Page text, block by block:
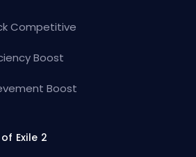
Competitive
Boost
Boost
Exile 2